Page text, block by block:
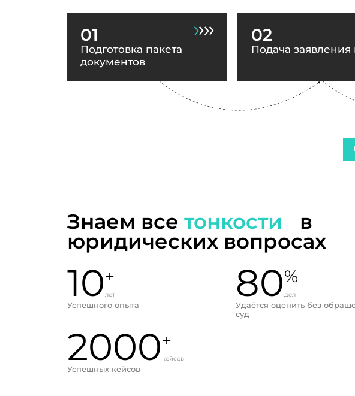
01
Подготовка пакета
документов
02
Подача заявления
Знаем все тонкости в
юридических вопросах
10+
лет
Успешного опыта
80%
дел
Удаётся оценить без
суд
2000+
кейсов
Успешных кейсов